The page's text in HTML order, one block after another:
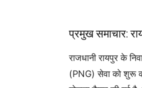
प्रमुख समाचार:
राजधानी रायपुर के
(PNG) सेवा को शुरू